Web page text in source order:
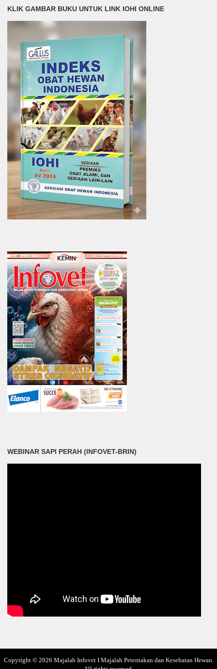
KLIK GAMBAR BUKU UNTUK LINK IOHI ONLINE
WEBINAR SAPI PERAH (INFOVET-BRIN)
Copyright © 2026 Majalah Infovet I Majalah Peternakan dan Kesehatan Hewan